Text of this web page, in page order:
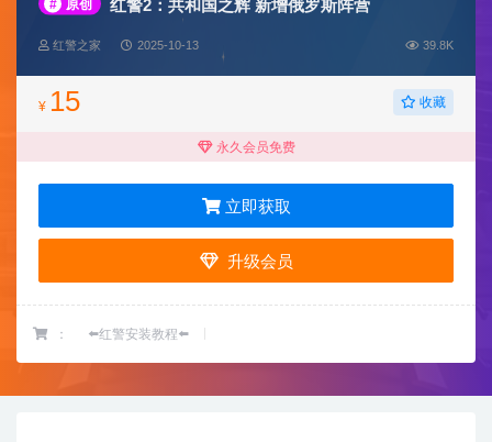
# 原创 红警2：共和国之辉 新增俄罗斯阵营
红警之家 2025-10-13 39.8K
¥ 15 收藏
永久会员免费
立即获取
升级会员
： ⬅️红警安装教程⬅️